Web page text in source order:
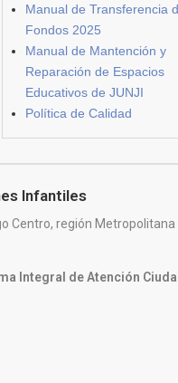
Manual de Transferencia
Fondos 2025
Manual de Mantención y
Reparación de Espacios
Educativos de JUNJI
Política de Calidad
Infantiles
Centro, región Metropolitana
Integral de Atención